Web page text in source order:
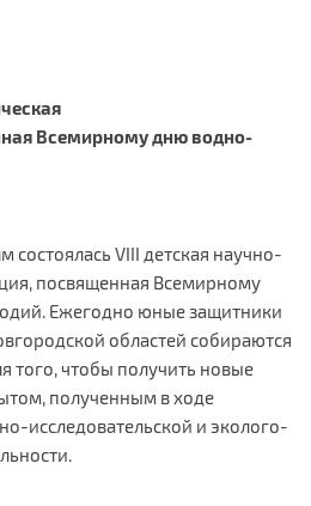
Всемирному дню водно-
состоялась VIII детская научно-
посвященная Всемирному
Ежегодно юные защитники
областей собираются
того, чтобы получить новые
полученным в ходе
исследовательской и эколого-